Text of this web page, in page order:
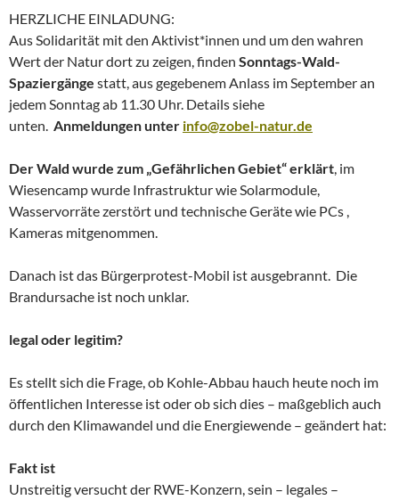
HERZLICHE EINLADUNG:
Aus Solidarität mit den Aktivist*innen und um den wahren
Wert der Natur dort zu zeigen, finden Sonntags-Wald-
Spaziergänge statt, aus gegebenem Anlass im September an
jedem Sonntag ab 11.30 Uhr. Details siehe
unten. Anmeldungen unter info@zobel-natur.de
Der Wald wurde zum „Gefährlichen Gebiet“ erklärt, im
Wiesencamp wurde Infrastruktur wie Solarmodule,
Wasservorräte zerstört und technische Geräte wie PCs ,
Kameras mitgenommen.
Danach ist das Bürgerprotest-Mobil ist ausgebrannt. Die
Brandursache ist noch unklar.
legal oder legitim?
Es stellt sich die Frage, ob Kohle-Abbau hauch heute noch im
öffentlichen Interesse ist oder ob sich dies – maßgeblich auch
durch den Klimawandel und die Energiewende – geändert hat:
Fakt ist
Unstreitig versucht der RWE-Konzern, sein – legales –